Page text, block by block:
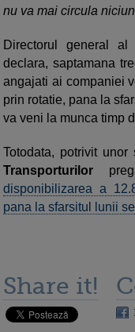
nu va mai circula
Directorul general al
declara, saptamana
angajati ai companiei
prin rotatie, pana la
va veni la munca timp
Totodata, potrivit unor
Transporturilor
disponibilizarea a
pana la sfarsitul lunii
Share it!